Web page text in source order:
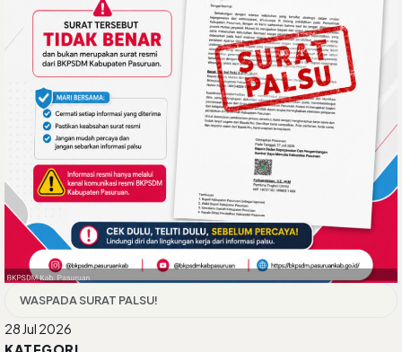
WASPADA SURAT PALSU!
28 Jul 2026